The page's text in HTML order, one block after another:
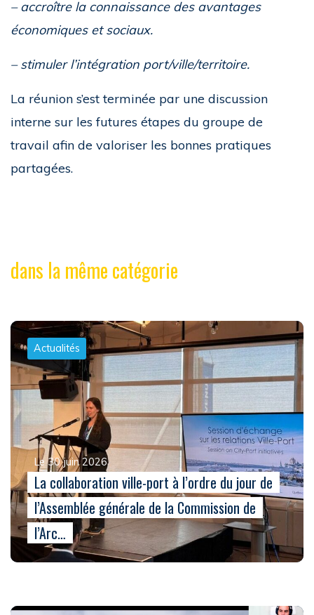
– accroître la connaissance des avantages
économiques et sociaux.
– stimuler l’intégration port/ville/territoire.
La réunion s’est terminée par une discussion
interne sur les futures étapes du groupe de
travail afin de valoriser les bonnes pratiques
partagées.
dans la même catégorie
Actualités
Le 30 juin 2026
La collaboration ville-port à l’ordre du jour de
l’Assemblée générale de la Commission de
l’Arc…